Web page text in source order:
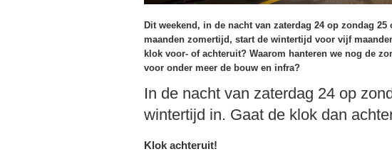
Dit weekend, in de nacht van zaterdag 24 op zondag
maanden zomertijd, start de wintertijd voor vijf
klok voor- of achteruit? Waarom hanteren we nog de
voor onder meer de bouw en infra?
In de nacht van zaterdag 24 op
wintertijd in. Gaat de klok dan
Klok achteruit!